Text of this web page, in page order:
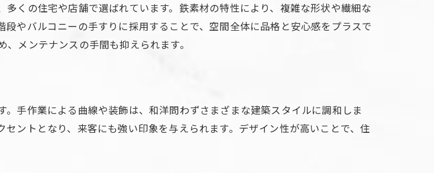
ン活用で変わる室内外デザイン
製品のコーディネート方法
くの住宅や店舗で選ばれています。鉄素材の特性により、複雑な形状や繊細な
やバルコニーの手すりに採用することで、空間全体に品格と安心感をプラスで
メンテナンスの手間も抑えられます。
手作業による曲線や装飾は、和洋問わずさまざまな建築スタイルに調和しま
ントとなり、来客にも強い印象を与えられます。デザイン性が高いことで、住